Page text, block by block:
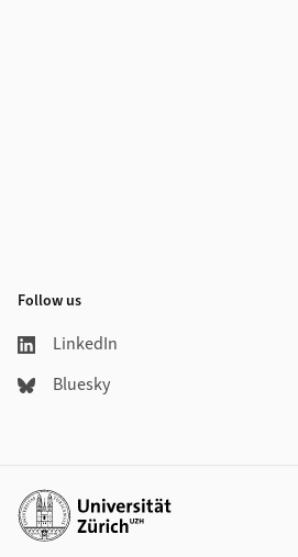
Follow us
LinkedIn
Bluesky
Additional links